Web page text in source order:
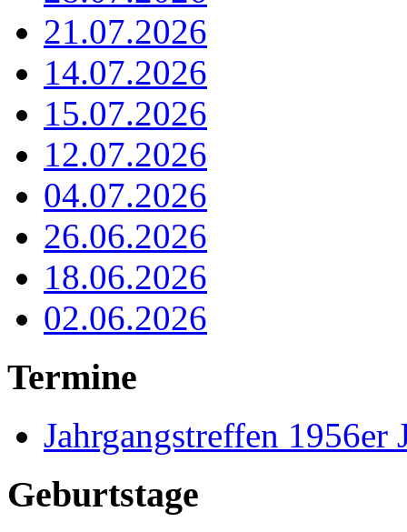
21.07.2026
14.07.2026
15.07.2026
12.07.2026
04.07.2026
26.06.2026
18.06.2026
02.06.2026
Termine
Jahrgangstreffen 1956er
Geburtstage